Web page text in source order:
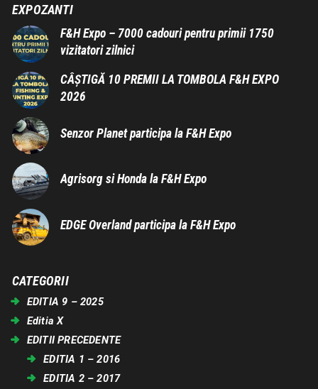
EXPOZANTI
F&H Expo – 7000 cadouri pentru primii 1750
vizitatori zilnici
CÂȘTIGĂ 10 PREMII LA TOMBOLA F&H EXPO
2026
Senzor Planet participa la F&H Expo
Agrisorg si Honda la F&H Expo
EDGE Overland participa la F&H Expo
CATEGORII
EDITIA 9 – 2025
Editia X
EDITII PRECEDENTE
EDITIA 1 – 2016
EDITIA 2 – 2017